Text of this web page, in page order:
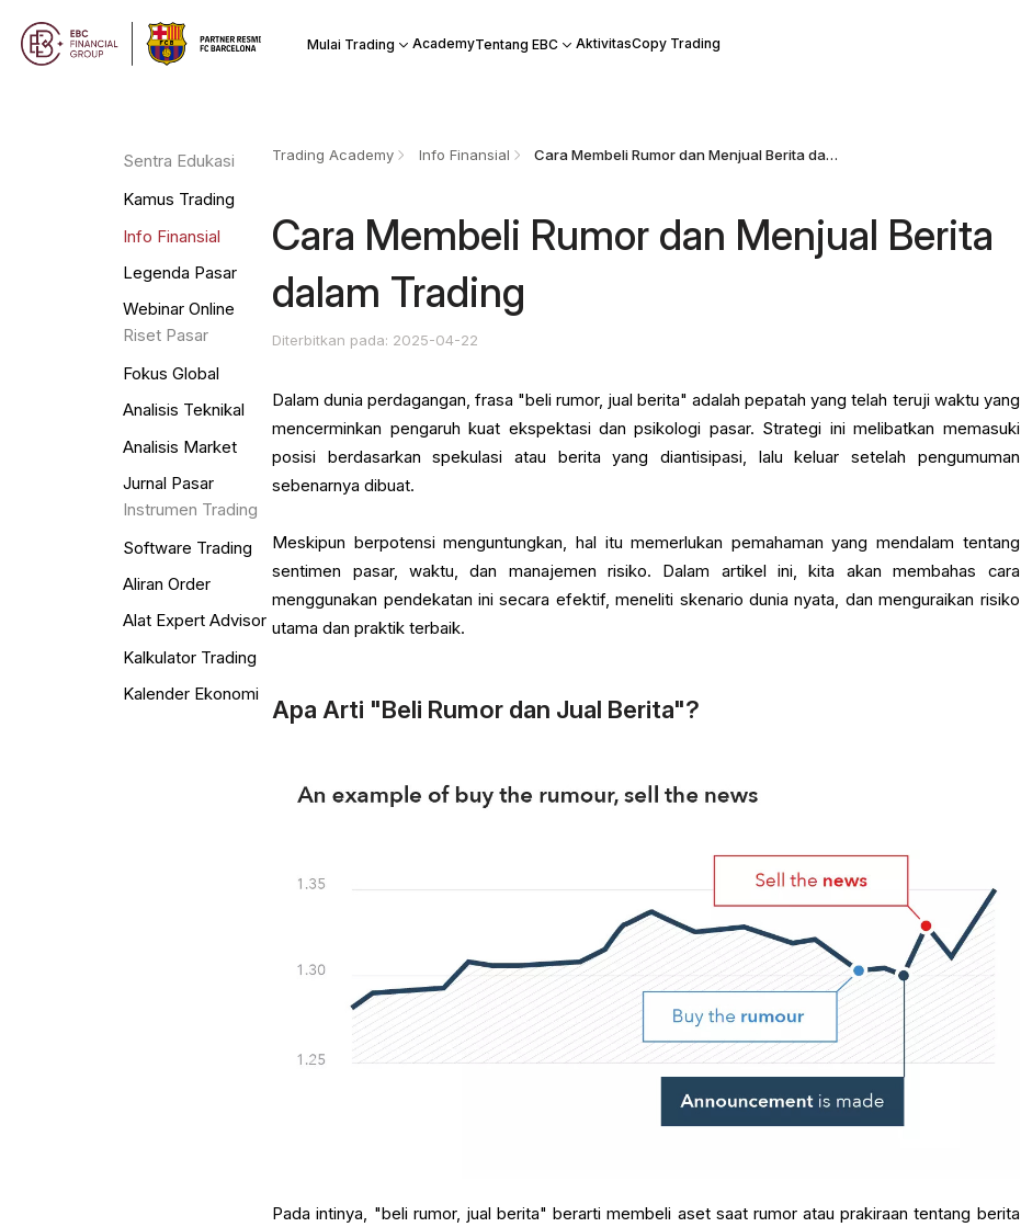
Mulai Trading AcademyTentang EBC AktivitasCopy Trading
Sentra Edukasi
Kamus Trading
Info Finansial
Legenda Pasar
Webinar Online
Riset Pasar
Fokus Global
Analisis Teknikal
Analisis Market
Jurnal Pasar
Instrumen Trading
Software Trading
Aliran Order
Alat Expert Advisor
Kalkulator Trading
Kalender Ekonomi
Trading Academy Info Finansial Cara Membeli Rumor dan Menjual Berita dalam Trading
Cara Membeli Rumor dan Menjual Berita
dalam Trading
Diterbitkan pada: 2025-04-22
Dalam dunia perdagangan, frasa "beli rumor, jual berita" adalah pepatah yang telah teruji waktu yang
mencerminkan pengaruh kuat ekspektasi dan psikologi pasar. Strategi ini melibatkan memasuki
posisi berdasarkan spekulasi atau berita yang diantisipasi, lalu keluar setelah pengumuman
sebenarnya dibuat.
Meskipun berpotensi menguntungkan, hal itu memerlukan pemahaman yang mendalam tentang
sentimen pasar, waktu, dan manajemen risiko. Dalam artikel ini, kita akan membahas cara
menggunakan pendekatan ini secara efektif, meneliti skenario dunia nyata, dan menguraikan risiko
utama dan praktik terbaik.
Apa Arti "Beli Rumor dan Jual Berita"?
Pada intinya, "beli rumor, jual berita" berarti membeli aset saat rumor atau prakiraan tentang berita